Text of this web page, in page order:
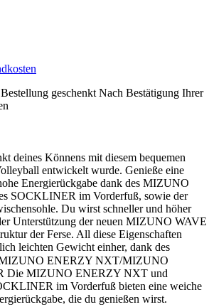
geschenkt Nach Bestätigung Ihrer
deines Könnens mit diesem bequemen
entwickelt wurde. Genieße eine
Energierückgabe dank des MIZUNO
SOCKLINER im Vorderfuß, sowie der
Du wirst schneller und höher
Unterstützung der neuen MIZUNO WAVE
der Ferse. All diese Eigenschaften
leichten Gewicht einher, dank des
ENERZY NXT/MIZUNO
Die MIZUNO ENERZY NXT und
im Vorderfuß bieten eine weiche
die du genießen wirst.